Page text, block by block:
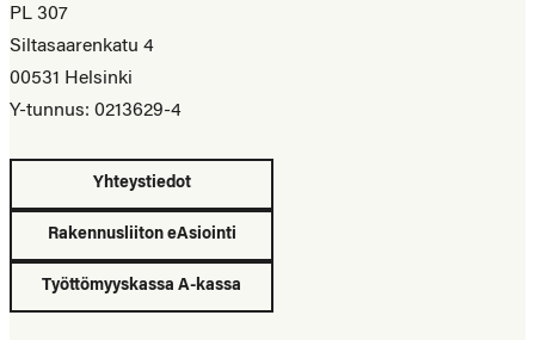
PL 307
Siltasaarenkatu 4
00531 Helsinki
Y-tunnus: 0213629-4
Yhteystiedot
Rakennusliiton eAsiointi
Työttömyyskassa A-kassa